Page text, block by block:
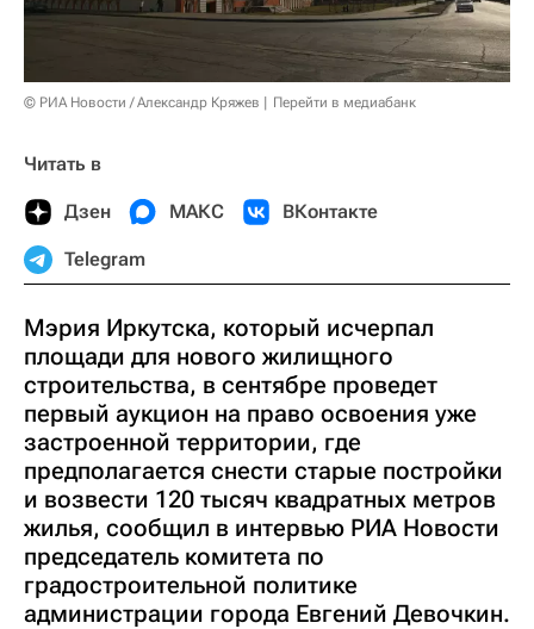
© РИА Новости / Александр Кряжев Перейти в медиабанк
Читать в
Дзен МАКС ВКонтакте
Telegram
Мэрия Иркутска, который исчерпал
площади для нового жилищного
строительства, в сентябре проведет
первый аукцион на право освоения уже
застроенной территории, где
предполагается снести старые постройки
и возвести 120 тысяч квадратных метров
жилья, сообщил в интервью РИА Новости
председатель комитета по
градостроительной политике
администрации города Евгений Девочкин.